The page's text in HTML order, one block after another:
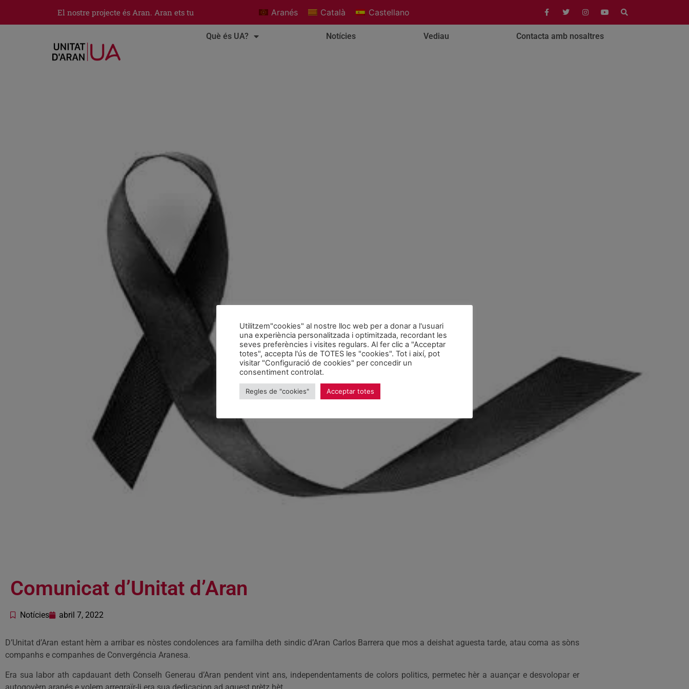
El nostre projecte és Aran. Aran ets tu Aranés Català Castellano
Què és UA? Notícies Vediau Contacta amb nosaltres
Comunicat d’Unitat d’Aran
Notícies abril 7, 2022
D’Unitat d’Aran estant hèm a arribar es nòstes condolences ara familha deth sindic d’Aran Carlos Barrera que mos a deishat aguesta tarde, atau coma as sòns
companhs e companhes de Convergéncia Aranesa.
Era sua labor ath capdauant deth Conselh Generau d’Aran pendent vint ans, independentaments de colors politics, permetec hèr a auançar e desvolopar er
Utilitzem"cookies" al nostre lloc web per a donar a l'usuari
una experiència personalitzada i optimitzada, recordant les
seves preferències i visites regulars. Al fer clic a "Acceptar
totes", accepta l'ús de TOTES les "cookies". Tot i així, pot
visitar "Configuració de cookies" per concedir un
consentiment controlat.
Regles de "cookies" Acceptar totes